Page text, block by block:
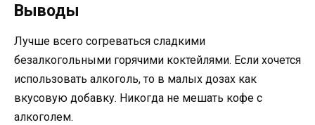
Выводы
Лучше всего согреваться сладкими
безалкогольными горячими коктейлями. Если хочется
использовать алкоголь, то в малых дозах как
вкусовую добавку. Никогда не мешать кофе с
алкоголем.